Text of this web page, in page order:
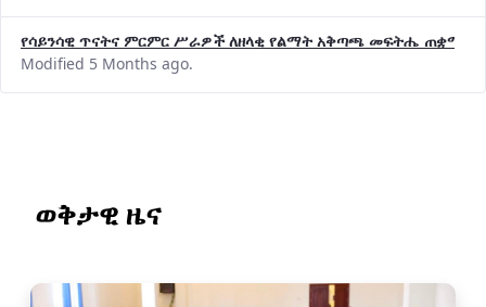
የሳይንሳዊ ጥናትና ምርምር ሥራዎች ለዘላቂ የልማት አቅጣጫ መፍትሔ ጠቋሚ
Modified 5 Months ago.
ወቅታዊ ዜና